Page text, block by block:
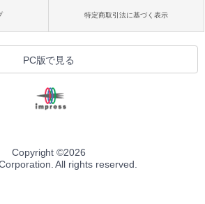
特定商取引法に基づく表示
PC版で見る
Copyright ©2026
All rights reserved.